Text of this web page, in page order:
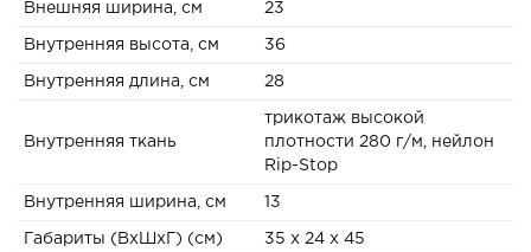
Внешняя ширина, см 23
Внутренняя высота, см 36
Внутренняя длина, см 28
Внутренняя ткань
трикотаж высокой
плотности 280 г/м, нейлон
Rip-Stop
Внутренняя ширина, см 13
Габариты (ВxШxГ) (см) 35 x 24 x 45